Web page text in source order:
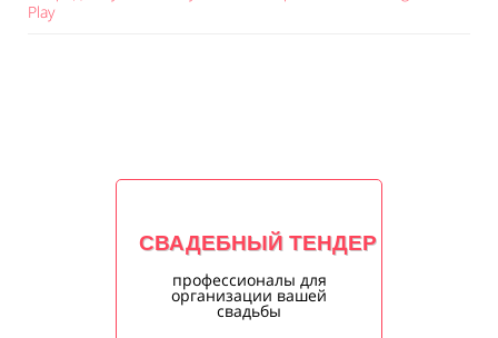
Play
СВАДЕБНЫЙ ТЕНДЕР
профессионалы для
организации вашей
свадьбы